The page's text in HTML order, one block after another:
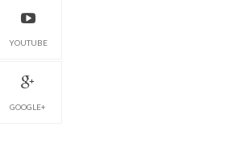
YOUTUBE
GOOGLE+